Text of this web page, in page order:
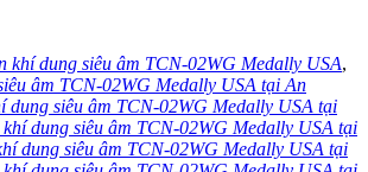
khí dung siêu âm TCN-02WG Medally USA,
âm TCN-02WG Medally USA tại An
dung siêu âm TCN-02WG Medally USA tại
dung siêu âm TCN-02WG Medally USA tại
dung siêu âm TCN-02WG Medally USA tại